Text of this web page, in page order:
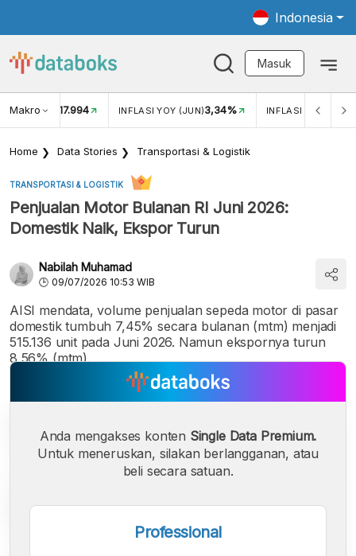
Indonesia
Masuk
Makro
USD/IDR 17.994 INFLASI YOY (JUN)3,34% INFLASI MOM
Home Data Stories Transportasi & Logistik
TRANSPORTASI & LOGISTIK
Penjualan Motor Bulanan RI Juni 2026:
Domestik Naik, Ekspor Turun
Nabilah Muhamad
09/07/2026 10:53 WIB
AISI mendata, volume penjualan sepeda motor di pasar
domestik tumbuh 7,45% secara bulanan (mtm) menjadi
515.136 unit pada Juni 2026. Namun ekspornya turun
8,56% (mtm).
Anda mengakses konten Single Data Premium.
Untuk meneruskan, silakan berlangganan, atau
beli secara satuan.
Professional